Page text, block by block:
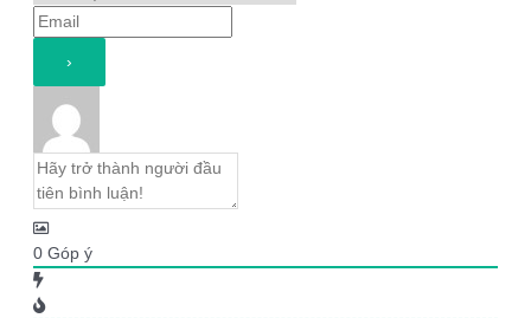
0 Góp ý